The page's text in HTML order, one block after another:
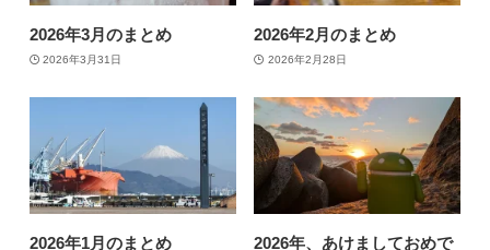
2026年3月のまとめ
2026年3月31日
2026年2月のまとめ
2026年2月28日
2026年1月のまとめ
2026年、あけましておめで